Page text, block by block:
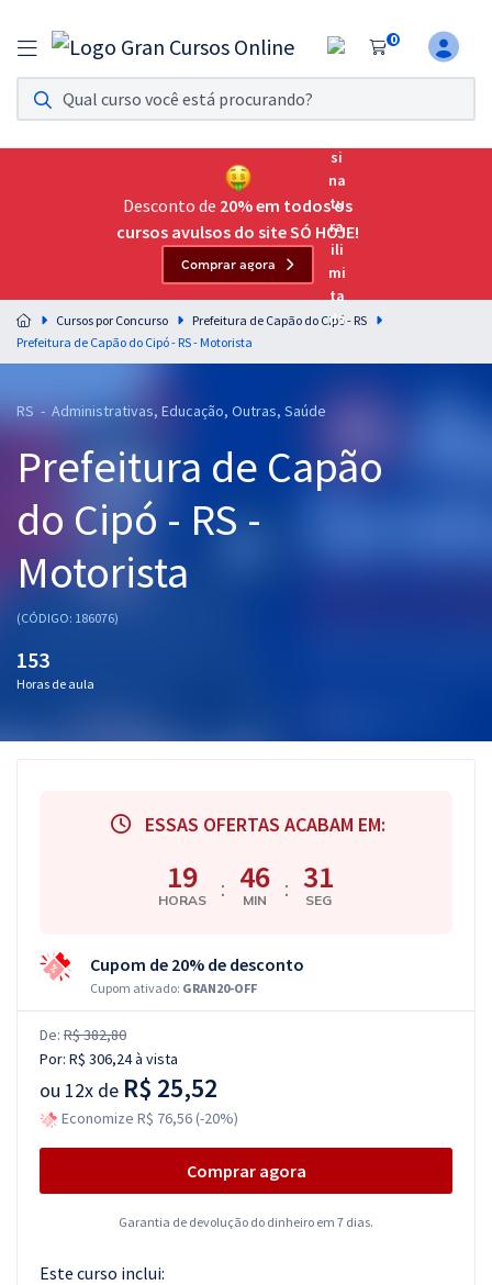
0
Assinatura Ilimitada 11
Acesso a todos os cursos. Teste grátis por 7 dias!
Assinatura OAB Até Passar
Acesso ilimitado a toda preparação para o Exame da
Residências Multiprofissionais
Preparação completa e intensiva para as principais
residências em saúde do Brasil
Cursos 20% OFF
Pós
Graduação
OAB
Mentorias
Desconto de 20% em todos os
cursos avulsos do site SÓ HOJE!
Comprar agora
Cursos por Concurso
Prefeitura de Capão do Cipó - RS
Prefeitura de Capão do Cipó - RS - Motorista
RS - Administrativas, Educação, Outras, Saúde
Prefeitura de Capão
do Cipó - RS -
Motorista
(CÓDIGO: 186076)
153
Horas de aula
ESSAS OFERTAS ACABAM EM:
19
HORAS : 46
MIN : 31
SEG
Cupom de 20% de desconto
Cupom ativado: GRAN20-OFF
De: R$ 382,80
Por: R$ 306,24à vista
ou 12x de R$ 25,52
Economize R$ 76,56 (-20%)
Comprar agora
Garantia de devolução do dinheiro em 7 dias.
Este curso inclui: